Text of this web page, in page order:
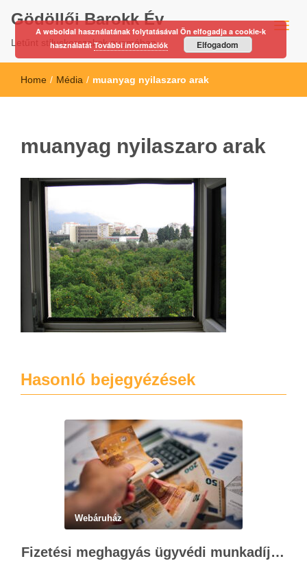
Gödöllői Barokk Év
Letűnt stíluskorszakok nyomában…
Home / Média / muanyag nyilaszaro arak
muanyag nyilaszaro arak
Hasonló bejegyézések
Webáruház
Fizetési meghagyás ügyvédi munkadíja: teljes költségvetési útmutató
A weboldal használatának folytatásával Ön elfogadja a cookie-k
használatátTovábbi információk Elfogadom